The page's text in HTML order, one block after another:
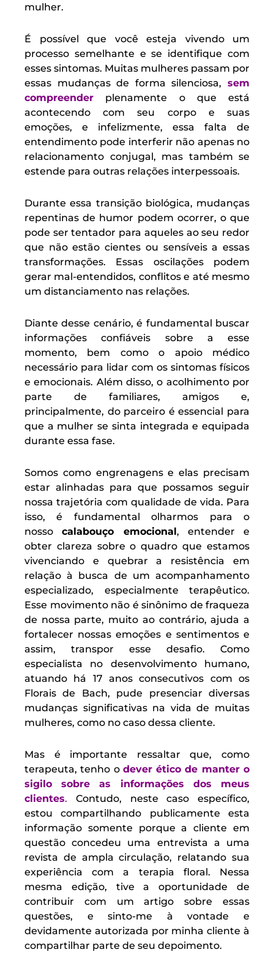
mulher.
É possível que você esteja vivendo um
processo semelhante e se identifique com
esses sintomas. Muitas mulheres passam por
essas mudanças de forma silenciosa, sem
compreender plenamente o que está
acontecendo com seu corpo e suas
emoções, e infelizmente, essa falta de
entendimento pode interferir não apenas no
relacionamento conjugal, mas também se
estende para outras relações interpessoais.
Durante essa transição biológica, mudanças
repentinas de humor podem ocorrer, o que
pode ser tentador para aqueles ao seu redor
que não estão cientes ou sensíveis a essas
transformações. Essas oscilações podem
gerar mal-entendidos, conflitos e até mesmo
um distanciamento nas relações.
Diante desse cenário, é fundamental buscar
informações confiáveis sobre a esse
momento, bem como o apoio médico
necessário para lidar com os sintomas físicos
e emocionais. Além disso, o acolhimento por
parte de familiares, amigos e,
principalmente, do parceiro é essencial para
que a mulher se sinta integrada e equipada
durante essa fase.
Somos como engrenagens e elas precisam
estar alinhadas para que possamos seguir
nossa trajetória com qualidade de vida. Para
isso, é fundamental olharmos para o
nossocalabouço emocional, entender e
obter clareza sobre o quadro que estamos
vivenciando e quebrar a resistência em
relação à busca de um acompanhamento
especializado, especialmente terapêutico.
Esse movimento não é sinônimo de fraqueza
de nossa parte, muito ao contrário, ajuda a
fortalecer nossas emoções e sentimentos e
assim, transpor esse desafio. Como
especialista no desenvolvimento humano,
atuando há 17 anos consecutivos com os
Florais de Bach, pude presenciar diversas
mudanças significativas na vida de muitas
mulheres, como no caso dessa cliente.
Mas é importante ressaltar que, como
terapeuta, tenho o dever ético de manter o
sigilo sobre as informações dos meus
clientes. Contudo, neste caso específico,
estou compartilhando publicamente esta
informação somente porque a cliente em
questão concedeu uma entrevista a uma
revista de ampla circulação, relatando sua
experiência com a terapia floral. Nessa
mesma edição, tive a oportunidade de
contribuir com um artigo sobre essas
questões, e sinto-me à vontade e
devidamente autorizada por minha cliente à
compartilhar parte de seu depoimento.